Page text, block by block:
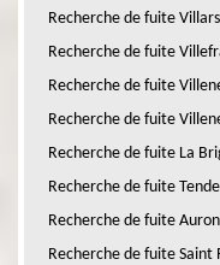
Recherche de fuite
Recherche de fuite
Recherche de fuite
Recherche de fuite
Recherche de fuite La
Recherche de fuite
Recherche de fuite
Recherche de fuite Saint